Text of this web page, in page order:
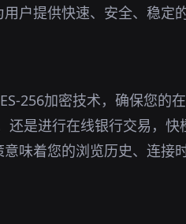
户提供快速、安全、稳定
256加密技术，确保您的
还是进行在线银行交易，
味着您的浏览历史、连接